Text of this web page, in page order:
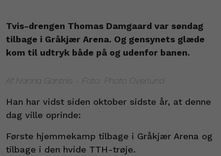
Tvis-drengen Thomas Damgaard var søndag
tilbage i Gråkjær Arena. Og gensynets glæde
kom til udtryk både på og udenfor banen.
Af Nanna Gantriis - Foto: Photo Overlund
Han har vidst siden oktober sidste år, at denne
dag ville oprinde:
Første hjemmekamp tilbage i Gråkjær Arena og
tilbage i den hvide TTH-trøje.